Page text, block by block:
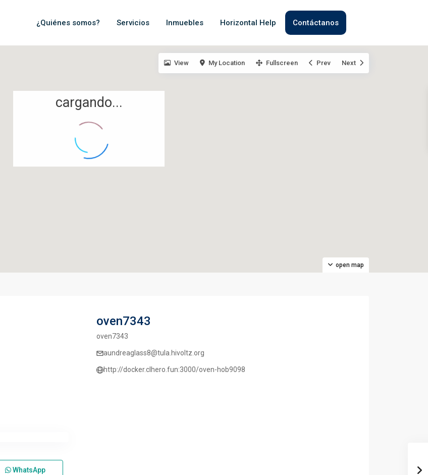
¿Quiénes somos? Servicios Inmuebles Horizontal Help Contáctanos
cargando...
open map
View My Location Fullscreen Prev Next
oven7343
oven7343
aundreaglass8@tula.hivoltz.org
http://docker.clhero.fun:3000/oven-hob9098
WhatsApp